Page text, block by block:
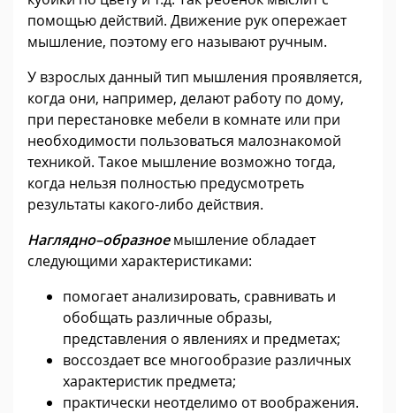
помощью действий. Движение рук опережает
мышление, поэтому его называют ручным.
У взрослых данный тип мышления проявляется,
когда они, например, делают работу по дому,
при перестановке мебели в комнате или при
необходимости пользоваться малознакомой
техникой. Такое мышление возможно тогда,
когда нельзя полностью предусмотреть
результаты какого-либо действия.
Наглядно–образноемышление обладает
следующими характеристиками:
помогает анализировать, сравнивать и
обобщать различные образы,
представления о явлениях и предметах;
воссоздает все многообразие различных
характеристик предмета;
практически неотделимо от воображения.